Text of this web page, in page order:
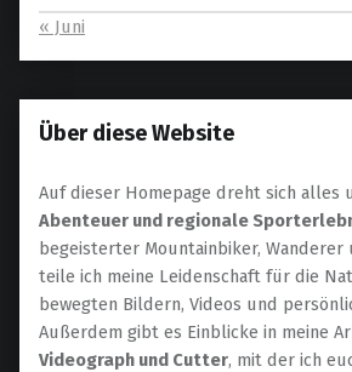
« Juni
Über diese Website
Auf dieser Homepage dreht sich alles
Abenteuer und regionale
begeisterter Mountainbiker, Wanderer
teile ich meine Leidenschaft für die
bewegten Bildern, Videos und
Außerdem gibt es Einblicke in meine
Videograph und Cutter, mit der ich